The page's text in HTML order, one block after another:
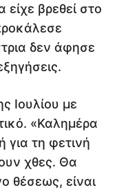
βρεθεί στο
δεν άφησε
Ιουλίου με
«Καλημέρα
τη φετινή
χθες. Θα
θέσεως, είναι